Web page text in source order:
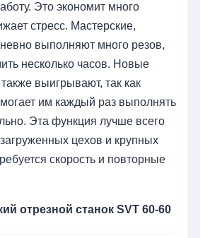
Это экономит много
стресс. Мастерские,
выполняют много резов,
несколько часов. Новые
выигрывают, так как
им каждый раз выполнять
Эта функция лучше всего
цехов и крупных
скорость и повторные
отрезной станок SVT 60-60